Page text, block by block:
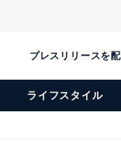
プレスリリースを
ライフスタイル